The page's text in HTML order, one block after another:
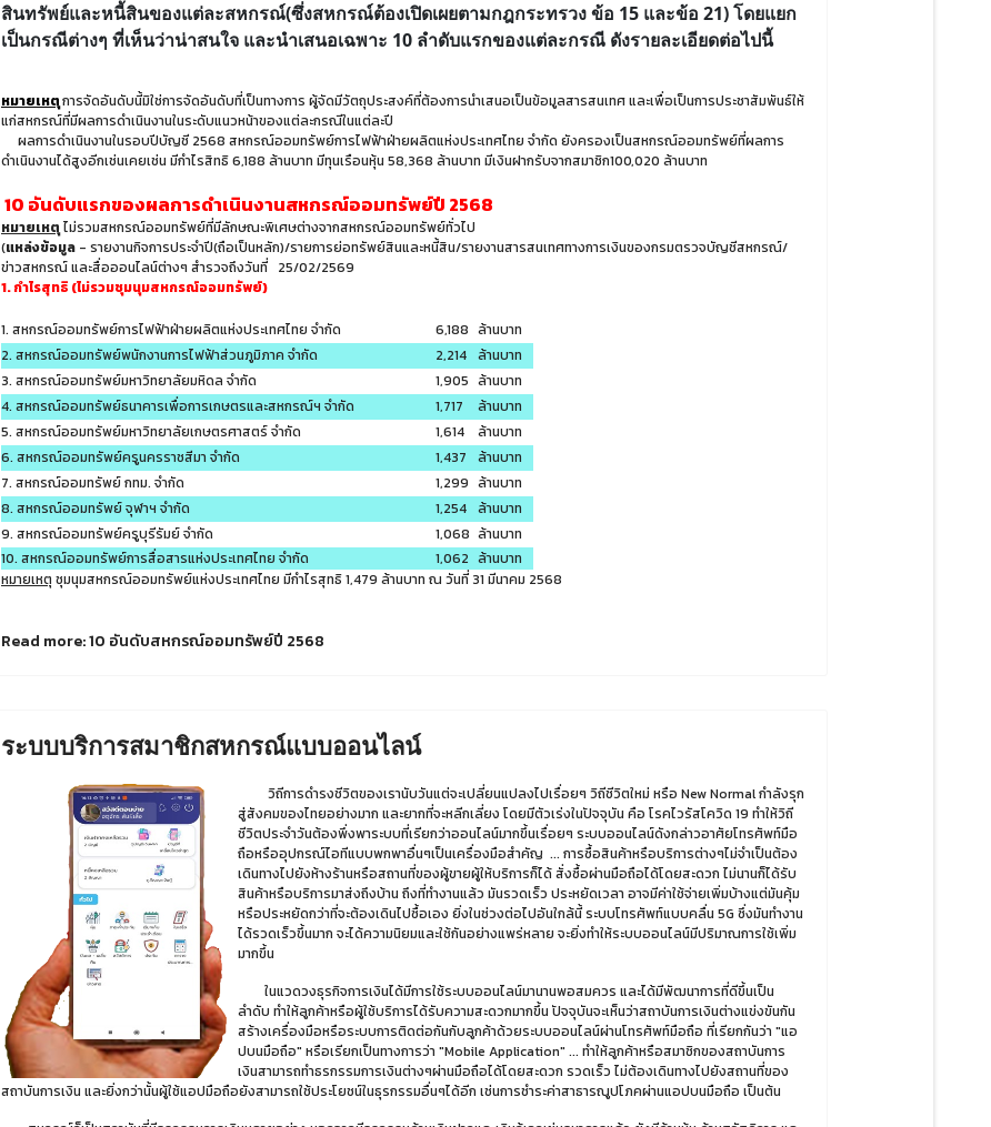
สินทรัพย์และหนี้สินของแต่ละสหกรณ์(ซึ่งสหกรณ์ต้องเปิดเผยตามกฎกระทรวง ข้อ 15 และข้อ 21) โดยแยก
เป็นกรณีต่างๆ ที่เห็นว่าน่าสนใจ และนำเสนอเฉพาะ 10 ลำดับแรกของแต่ละกรณี ดังรายละเอียดต่อไปนี้
หมายเหตุการจัดอันดับนี้มิใช่การจัดอันดับที่เป็นทางการ ผู้จัดมีวัตถุประสงค์ที่ต้องการนำเสนอเป็นข้อมูลสารสนเทศ และเพื่อเป็นการประชาสัมพันธ์ให้
แก่สหกรณ์ที่มีผลการดำเนินงานในระดับแนวหน้าของแต่ละกรณีในแต่ละปี
ผลการดำเนินงานในรอบปีบัญชี 2568 สหกรณ์ออมทรัพย์การไฟฟ้าฝ่ายผลิตแห่งประเทศไทย จำกัด ยังครองเป็นสหกรณ์ออมทรัพย์ที่ผลการ
ดำเนินงานได้สูงอีกเช่นเคยเช่น มีกำไรสิทธิ 6,188 ล้านบาท มีทุนเรือนหุ้น 58,368 ล้านบาท มีเงินฝากรับจากสมาชิก100,020 ล้านบาท
10 อันดับแรกของผลการดำเนินงานสหกรณ์ออมทรัพย์ปี 2568
หมายเหตุไม่รวมสหกรณ์ออมทรัพย์ที่มีลักษณะพิเศษต่างจากสหกรณ์ออมทรัพย์ทั่วไป
(แหล่งข้อมูล - รายงานกิจการประจำปี(ถือเป็นหลัก)/รายการย่อทรัพย์สินและหนี้สิน/รายงานสารสนเทศทางการเงินของกรมตรวจบัญชีสหกรณ์/
ข่าวสหกรณ์ และสื่อออนไลน์ต่างๆ สำรวจถึงวันที่ 25/02/2569
1. กำไรสุทธิ (ไม่รวมชุมนุมสหกรณ์ออมทรัพย์)
1. สหกรณ์ออมทรัพย์การไฟฟ้าฝ่ายผลิตแห่งประเทศไทย จำกัด 6,188 ล้านบาท
2. สหกรณ์ออมทรัพย์พนักงานการไฟฟ้าส่วนภูมิภาค จำกัด
2,214 ล้านบาท
3. สหกรณ์ออมทรัพย์มหาวิทยาลัยมหิดล จำกัด
1,905 ล้านบาท
4. สหกรณ์ออมทรัพย์ธนาคารเพื่อการเกษตรและสหกรณ์ฯ จำกัด
1,717
ล้านบาท
5. สหกรณ์ออมทรัพย์มหาวิทยาลัยเกษตรศาสตร์ จำกัด
1,614
ล้านบาท
6. สหกรณ์ออมทรัพย์ครูนครราชสีมา จำกัด
1,437
ล้านบาท
7. สหกรณ์ออมทรัพย์ กทม. จำกัด
1,299 ล้านบาท
8. สหกรณ์ออมทรัพย์ จุฬาฯ จำกัด
1,254 ล้านบาท
9. สหกรณ์ออมทรัพย์ครูบุรีรัมย์ จำกัด
1,068 ล้านบาท
10. สหกรณ์ออมทรัพย์การสื่อสารแห่งประเทศไทย จำกัด
1,062 ล้านบาท
หมายเหตุ ชุมนุมสหกรณ์ออมทรัพย์แห่งประเทศไทย มีกำไรสุทธิ 1,479 ล้านบาท ณ วันที่ 31 มีนาคม 2568
Read more: 10 อันดับสหกรณ์ออมทรัพย์ปี 2568
ระบบบริการสมาชิกสหกรณ์แบบออนไลน์
วิถีการดำรงชีวิตของเรานับวันแต่จะเปลี่ยนแปลงไปเรื่อยๆ วิถีชีวิตใหม่ หรือ New Normal กำลังรุก
สู่สังคมของไทยอย่างมาก และยากที่จะหลีกเลี่ยง โดยมีตัวเร่งในปัจจุบัน คือ โรคไวรัสโควิด 19 ทำให้วิถี
ชีวิตประจำวันต้องพึ่งพาระบบที่เรียกว่าออนไลน์มากขึ้นเรื่อยๆ ระบบออนไลน์ดังกล่าวอาศัยโทรศัพท์มือ
ถือหรืออุปกรณ์ไอทีแบบพกพาอื่นๆเป็นเครื่องมือสำคัญ ... การซื้อสินค้าหรือบริการต่างๆไม่จำเป็นต้อง
เดินทางไปยังห้างร้านหรือสถานที่ของผู้ขายผู้ให้บริการก็ได้ สั่งซื้อผ่านมือถือได้โดยสะดวก ไม่นานก็ได้รับ
สินค้าหรือบริการมาส่งถึงบ้าน ถึงที่ทำงานแล้ว มันรวดเร็ว ประหยัดเวลา อาจมีค่าใช้จ่ายเพิ่มบ้างแต่มันคุ้ม
หรือประหยัดกว่าที่จะต้องเดินไปซื้อเอง ยิ่งในช่วงต่อไปอันใกล้นี้ ระบบโทรศัพท์แบบคลื่น 5G ซึ่งมันทำงาน
ได้รวดเร็วขึ้นมาก จะได้ความนิยมและใช้กันอย่างแพร่หลาย จะยิ่งทำให้ระบบออนไลน์มีปริมาณการใช้เพิ่ม
มากขึ้น
ในแวดวงธุรกิจการเงินได้มีการใช้ระบบออนไลน์มานานพอสมควร และได้มีพัฒนาการที่ดีขึ้นเป็น
ลำดับ ทำให้ลูกค้าหรือผู้ใช้บริการได้รับความสะดวกมากขึ้น ปัจจุบันจะเห็นว่าสถาบันการเงินต่างแข่งขันกัน
สร้างเครื่องมือหรือระบบการติดต่อกันกับลูกค้าด้วยระบบออนไลน์ผ่านโทรศัพท์มือถือ ที่เรียกกันว่า "แอ
ปบนมือถือ" หรือเรียกเป็นทางการว่า "Mobile Application" ... ทำให้ลูกค้าหรือสมาชิกของสถาบันการ
เงินสามารถทำธรกรรมการเงินต่างๆผ่านมือถือได้โดยสะดวก รวดเร็ว ไม่ต้องเดินทางไปยังสถานที่ของ
สถาบันการเงิน และยิ่งกว่านั้นผู้ใช้แอปมือถือยังสามารถใช้ประโยชน์ในธุรกรรมอื่นๆได้อีก เช่นการชำระค่าสาธารณูปโภคผ่านแอปบนมือถือ เป็นต้น